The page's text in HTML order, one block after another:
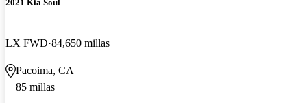
2021 Kia Soul
LX FWD 84,650 millas
Pacoima, CA
85 millas